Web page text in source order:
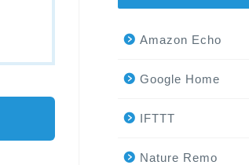
Amazon Echo
Google Home
IFTTT
Nature Remo